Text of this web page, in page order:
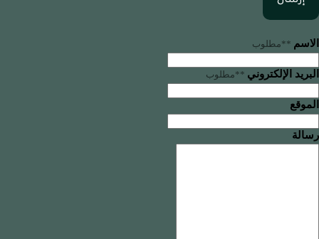
الاسم **مطلوب
البريد الإلكتروني **مطلوب
الموقع
رسالة